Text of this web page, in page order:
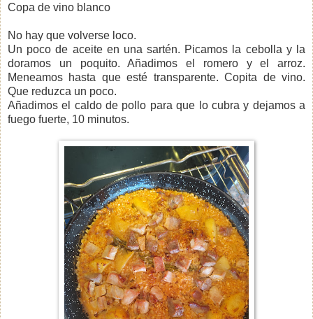
Copa de vino blanco
No hay que volverse loco.
Un poco de aceite en una sartén. Picamos la cebolla y la
doramos un poquito. Añadimos el romero y el arroz.
Meneamos hasta que esté transparente. Copita de vino.
Que reduzca un poco.
Añadimos el caldo de pollo para que lo cubra y dejamos a
fuego fuerte, 10 minutos.